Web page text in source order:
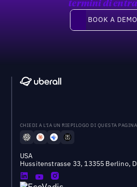
termini di
Book a demo
BOOK A DEMO
CHIEDI A L'IA UN RIEPILOGO DI QUESTA
USA
Hussitenstrasse 33, 13355 Berlino,